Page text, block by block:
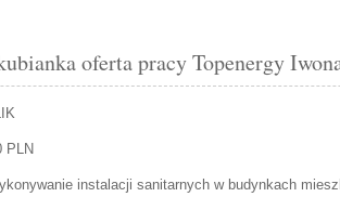
oferta pracy Topenergy
PLN
instalacji sanitarnych w budynkach